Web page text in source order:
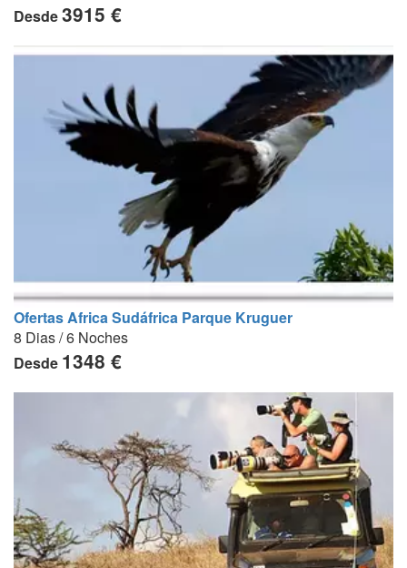
Desde3915 €
Ofertas Africa Sudáfrica Parque Kruguer
8 Dias / 6 Noches
Desde 1348 €